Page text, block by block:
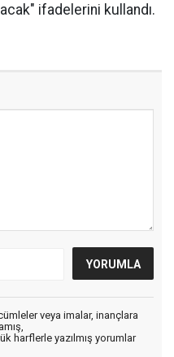
ifadelerini kullandı.
veya imalar, inançlara
harflerle yazılmış yorumlar